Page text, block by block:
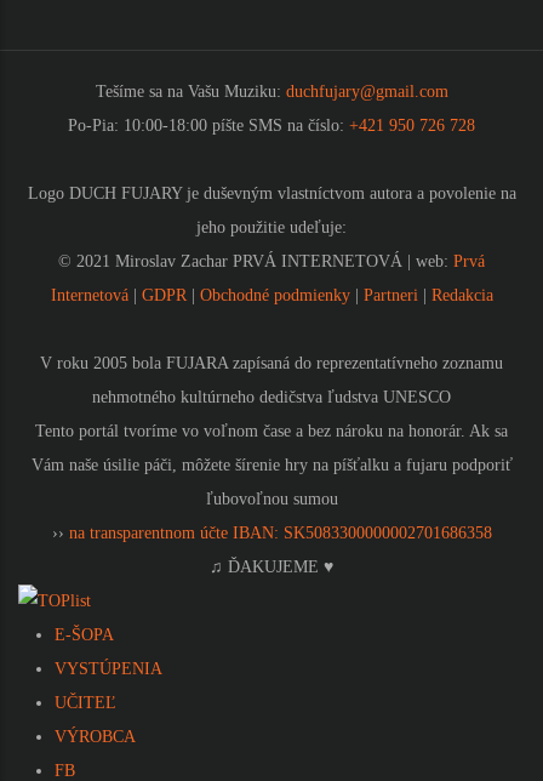
Tešíme sa na Vašu Muziku: duchfujary@gmail.com
Po-Pia: 10:00-18:00 píšte SMS na číslo: +421 950 726 728
Logo DUCH FUJARY je duševným vlastníctvom autora a povolenie na
jeho použitie udeľuje:
© 2021 Miroslav Zachar PRVÁ INTERNETOVÁ | web: Prvá
Internetová| GDPR | Obchodné podmienky| Partneri | Redakcia
V roku 2005 bola FUJARA zapísaná do reprezentatívneho zoznamu
nehmotného kultúrneho dedičstva ľudstva UNESCO
Tento portál tvoríme vo voľnom čase a bez nároku na honorár. Ak sa
Vám naše úsilie páči, môžete šírenie hry na píšťalku a fujaru podporiť
ľubovoľnou sumou
›› na transparentnom účte IBAN: SK5083300000002701686358
♫ ĎAKUJEME ♥
E-ŠOPA
VYSTÚPENIA
UČITEĽ
VÝROBCA
FB